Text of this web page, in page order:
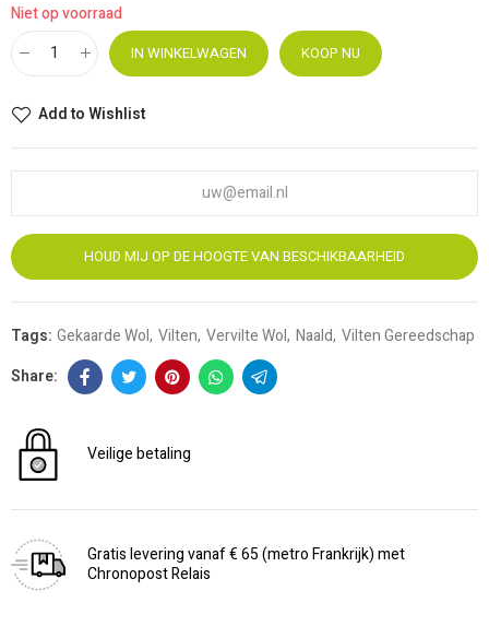
Niet op voorraad
IN WINKELWAGEN KOOP NU
Add to Wishlist
HOUD MIJ OP DE HOOGTE VAN BESCHIKBAARHEID
Tags: Gekaarde Wol Vilten Vervilte Wol Naald Vilten Gereedschap
Veilige betaling
Gratis levering vanaf € 65 (metro Frankrijk) met
Chronopost Relais